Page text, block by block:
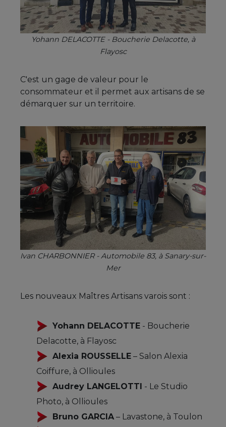
Yohann DELACOTTE - Boucherie Delacotte, à
Flayosc
C'est un gage de valeur pour le
consommateur et il permet aux artisans de se
démarquer sur un territoire.
Ivan CHARBONNIER - Automobile 83, à Sanary-sur-
Mer
Les nouveaux Maîtres Artisans varois sont :
Yohann DELACOTTE - Boucherie
Delacotte, à Flayosc
Alexia ROUSSELLE – Salon Alexia
Coiffure, à Ollioules
Audrey LANGELOTTI - Le Studio
Photo, à Ollioules
Bruno GARCIA – Lavastone, à Toulon